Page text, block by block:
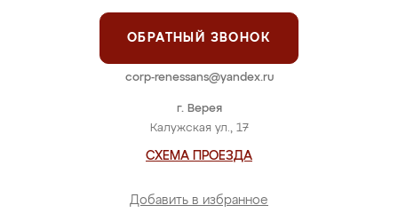
г. Верея
Калужская ул., 17
СХЕМА ПРОЕЗДА
Добавить в избранное
ОБРАТНЫЙ ЗВОНОК
corp-renessans@yandex.ru